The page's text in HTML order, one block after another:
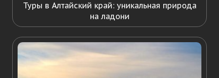
Туры в Алтайский край: уникальная природа
на ладони